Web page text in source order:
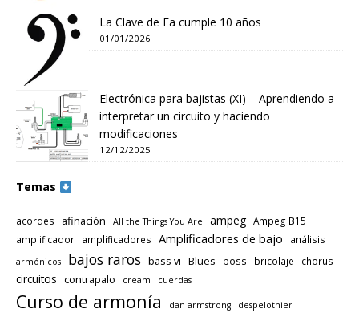
La Clave de Fa cumple 10 años
01/01/2026
Electrónica para bajistas (XI) – Aprendiendo a
interpretar un circuito y haciendo
modificaciones
12/12/2025
Temas
acordes afinación All the Things You Are ampeg Ampeg B15
amplificador
amplificadores Amplificadores de bajo análisis
armónicos bajos raros bass vi Blues boss bricolaje chorus
circuitos contrapalo cream cuerdas
Curso de armonía dan armstrong
despelothier